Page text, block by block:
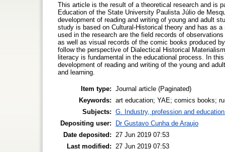
This article is the result of a theoretical research and is
Education of the State University Paulista Júlio de
development of reading and writing of young and adult
study is based on Cultural-Historical theory and has as
used in the research are the field records of
as well as visual records of the comic books produced
follow the perspective of Dialectical Historical
literacy is fundamental in the educational process. In
development of reading and writing of the young and
and learning.
Item type: Journal article (Paginated)
Keywords: art education; YAE; comics books;
Subjects: G. Industry, profession and
Depositing user:
Dr Gustavo Cunha de Araujo
Date deposited:
27 Jun 2019 07:53
Last modified:
27 Jun 2019 07:53